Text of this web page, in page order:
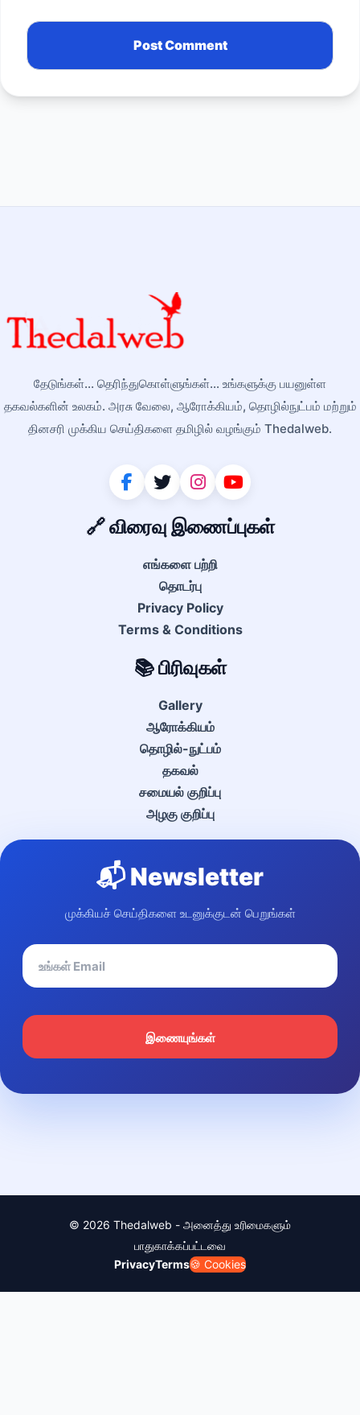
தேடுங்கள்... தெரிந்துகொள்ளுங்கள்... உங்களுக்கு பயனுள்ள
தகவல்களின் உலகம். அரசு வேலை, ஆரோக்கியம், தொழில்நுட்பம் மற்றும்
தினசரி முக்கிய செய்திகளை தமிழில் வழங்கும் Thedalweb.
🔗 விரைவு இணைப்புகள்
எங்களை பற்றி
தொடர்பு
Privacy Policy
Terms & Conditions
📚 பிரிவுகள்
Gallery
ஆரோக்கியம்
தொழில்-நுட்பம்
தகவல்
சமையல் குறிப்பு
அழகு குறிப்பு
📬 Newsletter
முக்கியச் செய்திகளை உடனுக்குடன் பெறுங்கள்
இணையுங்கள்
© 2026 Thedalweb - அனைத்து உரிமைகளும்
பாதுகாக்கப்பட்டவை
PrivacyTerms🍪 Cookies